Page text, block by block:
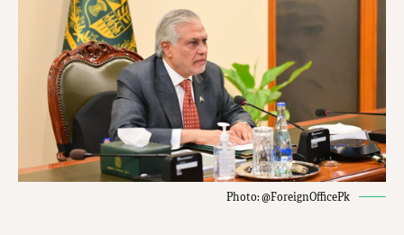
Photo: @ForeignOfficePk